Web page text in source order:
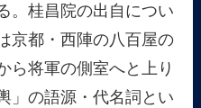
。桂昌院の出自につい
京都・西陣の八百屋の
ら将軍の側室へと上り
」の語源・代名詞とい